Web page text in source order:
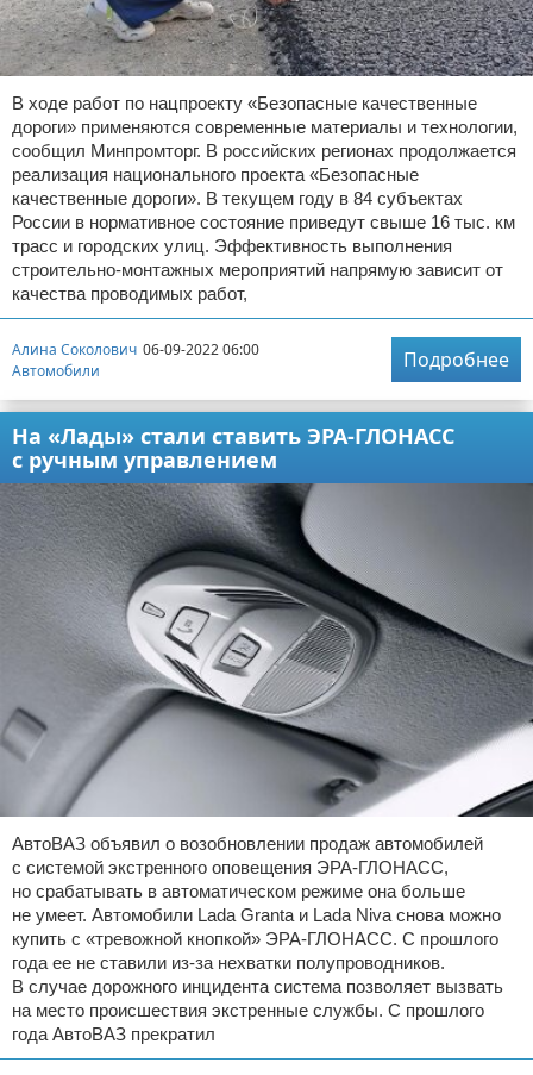
В ходе работ по нацпроекту «Безопасные качественные
дороги» применяются современные материалы и технологии,
сообщил Минпромторг. В российских регионах продолжается
реализация национального проекта «Безопасные
качественные дороги». В текущем году в 84 субъектах
России в нормативное состояние приведут свыше 16 тыс. км
трасс и городских улиц. Эффективность выполнения
строительно-монтажных мероприятий напрямую зависит от
качества проводимых работ,
Алина Соколович 06-09-2022 06:00
Автомобили
Подробнее
На «Лады» стали ставить ЭРА-ГЛОНАСС
с ручным управлением
АвтоВАЗ объявил о возобновлении продаж автомобилей
с системой экстренного оповещения ЭРА-ГЛОНАСС,
но срабатывать в автоматическом режиме она больше
не умеет. Автомобили Lada Granta и Lada Niva снова можно
купить с «тревожной кнопкой» ЭРА-ГЛОНАСС. С прошлого
года ее не ставили из-за нехватки полупроводников.
В случае дорожного инцидента система позволяет вызвать
на место происшествия экстренные службы. С прошлого
года АвтоВАЗ прекратил